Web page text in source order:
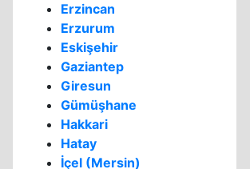
Erzincan
Erzurum
Eskişehir
Gaziantep
Giresun
Gümüşhane
Hakkari
Hatay
İçel (Mersin)